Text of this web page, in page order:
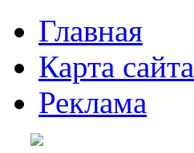
Главная
Карта сайта
Реклама